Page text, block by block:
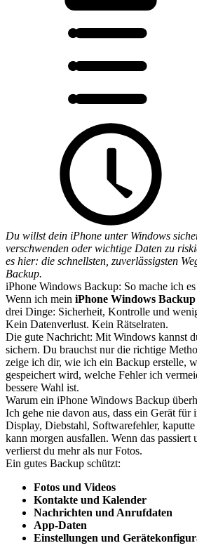
Du willst dein iPhone unter Windows
verschwenden oder wichtige Daten zu
es hier: die schnellsten, zuverlässigsten
Backup.
iPhone Windows Backup: So mache ich
Wenn ich mein iPhone Windows Backup
drei Dinge: Sicherheit, Kontrolle und
Kein Datenverlust. Kein Rätselraten.
Die gute Nachricht: Mit Windows kannst
sichern. Du brauchst nur die richtige
zeige ich dir, wie ich ein Backup erstelle,
gespeichert wird, welche Fehler ich
bessere Wahl ist.
Warum ein iPhone Windows Backup
Ich gehe nie davon aus, dass ein Gerät für
Display, Diebstahl, Softwarefehler,
kann morgen ausfallen. Wenn das passiert
verlierst du mehr als nur Fotos.
Ein gutes Backup schützt:
Fotos und Videos
Kontakte und Kalender
Nachrichten und Anrufdaten
App-Daten
Einstellungen und